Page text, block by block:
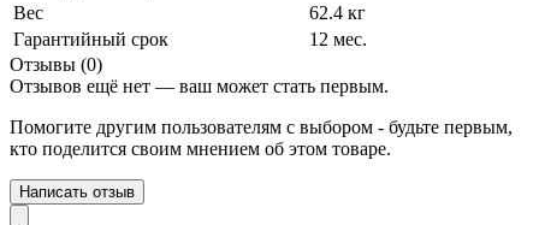
Вес
62.4 кг
Гарантийный срок
12 мес.
Отзывы (0)
Отзывов ещё нет — ваш может стать первым.
Помогите другим пользователям с выбором - будьте первым,
кто поделится своим мнением об этом товаре.
Написать отзыв